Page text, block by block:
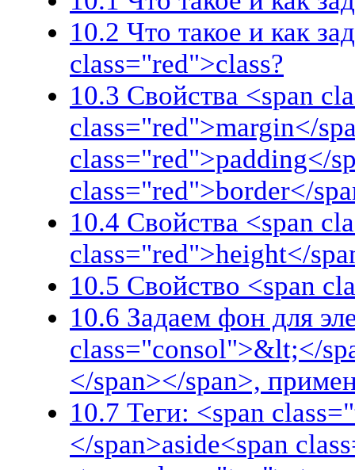
10.2 Что такое и как
class="red">class?
10.3 Свойства <span
class="red">margin</
class="red">padding</
class="red">border</
10.4 Свойства <span
class="red">height</
10.5 Свойство <span
10.6 Задаем фон для
class="consol">&lt;</
</span></span>,
10.7 Теги: <span
</span>aside<span